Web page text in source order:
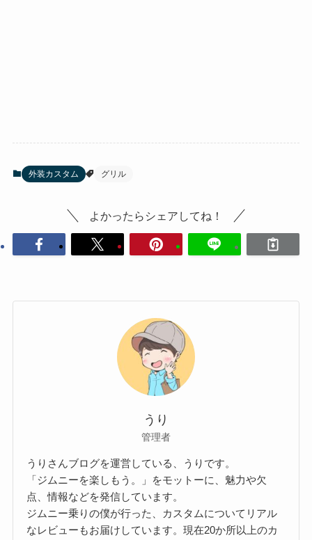
外装カスタム グリル
よかったらシェアしてね！
うり
管理者
うりさんブログを運営している、うりです。
「ジムニーを楽しもう。」をモットーに、魅力や欠
点、情報などを発信しています。
ジムニー乗りの僕が行った、カスタムについてリアル
なレビューもお届けしています。現在20か所以上のカ